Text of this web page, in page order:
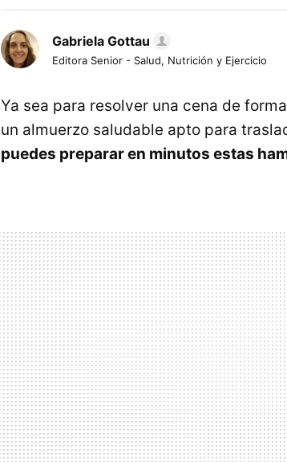
Gabriela Gottau
Editora Senior - Salud, Nutrición y Ejercicio
Ya sea para resolver una cena de
un almuerzo saludable apto para
puedes preparar en minutos estas